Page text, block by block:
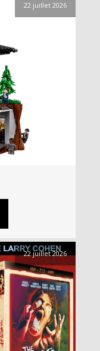
22 juillet 2026
22 juillet 2026